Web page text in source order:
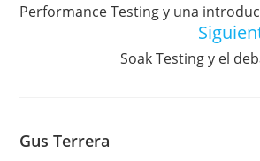
Performance Testing y una
Soak Testing y el
Gus Terrera